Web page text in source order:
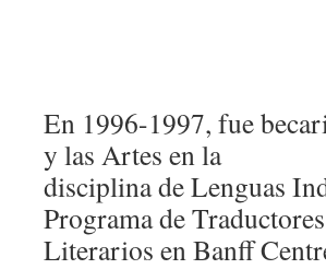
En 1996-1997, fue
y las Artes en la
disciplina de Lenguas
Programa de Traductores
Literarios en Banff